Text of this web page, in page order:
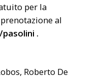
per la
al
.
Roberto De